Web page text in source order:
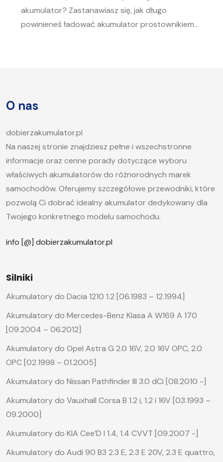
akumulator? Zastanawiasz się, jak długo
powinieneś ładować akumulator prostownikiem?
jak długo ładować akumulator samochodowy i
O nas
dobierzakumulator.pl
Na naszej stronie znajdziesz pełne i wszechstronne
informacje oraz cenne porady dotyczące wyboru
właściwych akumulatorów do różnorodnych marek
samochodów. Oferujemy szczegółowe przewodniki, które
pozwolą Ci dobrać idealny akumulator dedykowany dla
Twojego konkretnego modelu samochodu.
info [@] dobierzakumulator.pl
Silniki
Akumulatory do Dacia 1210 1.2 [06.1983 – 12.1994]
Akumulatory do Mercedes-Benz Klasa A W169 A 170
[09.2004 – 06.2012]
Akumulatory do Opel Astra G 2.0 16V, 2.0 16V OPC, 2.0
OPC [02.1998 – 01.2005]
Akumulatory do Nissan Pathfinder III 3.0 dCi [08.2010 -]
Akumulatory do Vauxhall Corsa B 1.2 i, 1.2 i 16V [03.1993 –
09.2000]
Akumulatory do KIA Cee’D I 1.4, 1.4 CVVT [09.2007 -]
Akumulatory do Audi 90 B3 2.3 E, 2.3 E 20V, 2.3 E quattro,